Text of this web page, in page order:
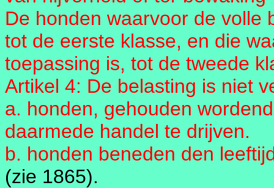
De honden waarvoor de volle
tot de eerste klasse, en die
toepassing is, tot de tweede
Artikel 4: De belasting is niet
a. honden, gehouden
daarmede handel te drijven.
b. honden beneden den
(zie 1865).